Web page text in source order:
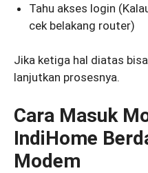
Tahu akses login
cek belakang router)
Jika ketiga hal diatas
lanjutkan prosesnya.
Cara Masuk
IndiHome
Modem